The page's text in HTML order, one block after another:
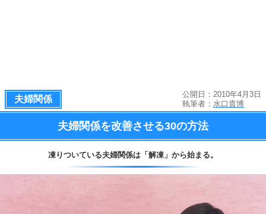
夫婦関係
公開日：2010年4月3日
執筆者： 水口貴博
夫婦関係を改善させる30の方法
凍りついている夫婦関係は 「解凍」から始まる。